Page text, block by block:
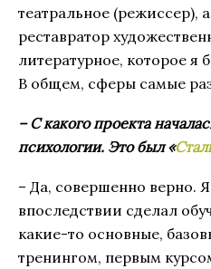
театральное (режиссер),
реставратор
литературное, которое я
В общем, сферы самые
– С какого проекта
психологии. Это был «
– Да, совершенно верно.
впоследствии сделал
какие-то основные,
тренингом, первым